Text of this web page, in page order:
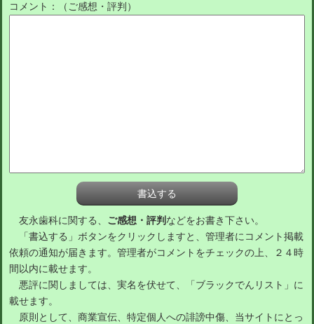
コメント：（ご感想・評判）
友永歯科に関する、 ご感想・評判 などをお書き下さい。
「書込する」ボタンをクリックしますと、管理者にコメント掲載
依頼の通知が届きます。管理者がコメントをチェックの上、２４時
間以内に載せます。
悪評に関しましては、実名を伏せて、「ブラックでんリスト」に
載せます。
原則として、商業宣伝、特定個人への誹謗中傷、当サイトにとっ